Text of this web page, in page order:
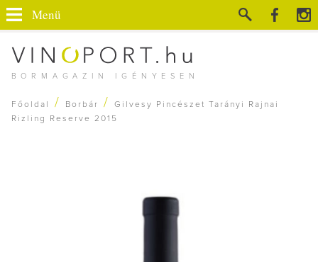
BORMAGAZIN IGÉNYESEN
Menü
Főoldal / Borbár /
Gilvesy Pincészet Tarányi Rajnai
Rizling Reserve 2015